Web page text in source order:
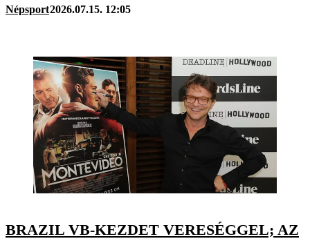
Népsport2026.07.15. 12:05
BRAZIL VB-KEZDET VERESÉGGEL; AZ